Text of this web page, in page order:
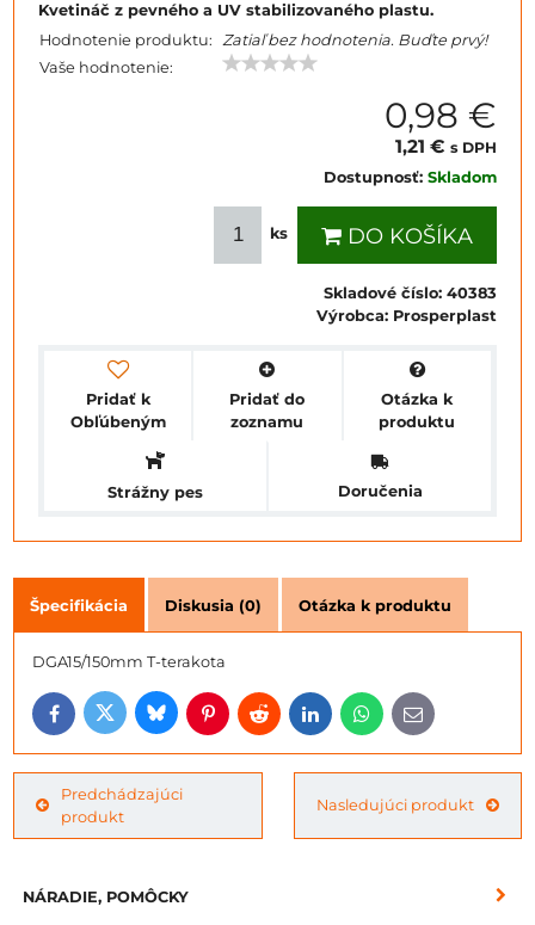
Kvetináč z pevného a UV stabilizovaného plastu.
Hodnotenie produktu: Zatiaľ bez hodnotenia. Buďte prvý!
Vaše hodnotenie:
0,98 €
1,21 € s DPH
Dostupnosť: Skladom
ks DO KOŠÍKA
Skladové číslo: 40383
Výrobca: Prosperplast
Pridať k
Obľúbeným
Pridať do
zoznamu
Otázka k
produktu
Strážny pes Doručenia
Špecifikácia Diskusia (0) Otázka k produktu
DGA15/150mm T-terakota
FacebookTwitterBlueskyPinterestRedditLinkedInWhatsApp
E-
mail
Predchádzajúci
produkt
Nasledujúci produkt
NÁRADIE, POMÔCKY